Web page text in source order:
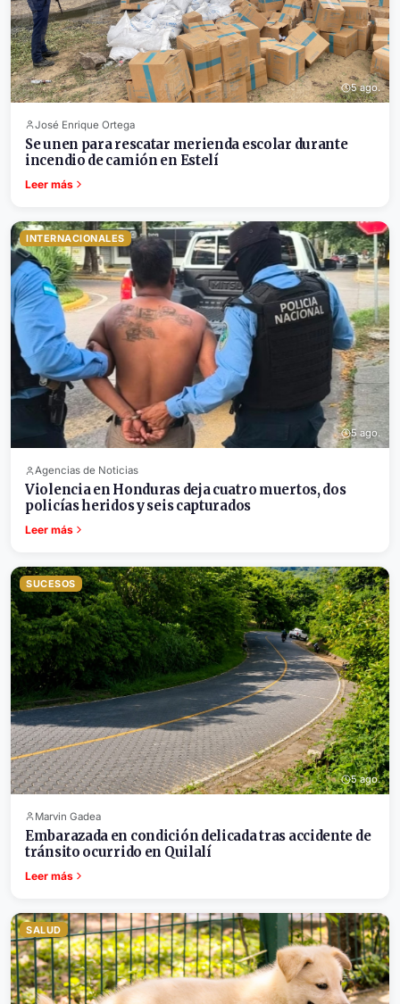
5 ago.
José Enrique Ortega
Se unen para rescatar merienda escolar durante
incendio de camión en Estelí
Leer más
INTERNACIONALES
5 ago.
Agencias de Noticias
Violencia en Honduras deja cuatro muertos, dos
policías heridos y seis capturados
Leer más
SUCESOS
5 ago.
Marvin Gadea
Embarazada en condición delicada tras accidente de
tránsito ocurrido en Quilalí
Leer más
SALUD